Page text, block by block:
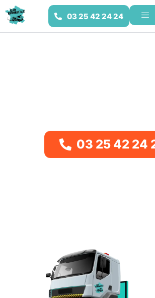
03 25 42 24 24
03 25 42 24